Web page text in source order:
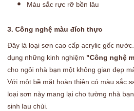
Màu sắc rực rỡ bền lâu
3. Công nghệ màu đích thực
Đây là loại sơn cao cấp acrylic gốc
dụng những kinh nghiệm "Công nghệ
cho ngôi nhà bạn một không gian đẹp
Với một bề mặt hoàn thiện có màu sắc
loại sơn này mang lại cho tường nhà
sinh lau chùi.